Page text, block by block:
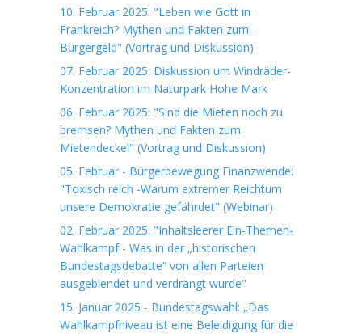
10. Februar 2025: "Leben wie Gott in
Frankreich? Mythen und Fakten zum
Bürgergeld" (Vortrag und Diskussion)
07. Februar 2025: Diskussion um Windräder-
Konzentration im Naturpark Hohe Mark
06. Februar 2025: "Sind die Mieten noch zu
bremsen? Mythen und Fakten zum
Mietendeckel" (Vortrag und Diskussion)
05. Februar - Bürgerbewegung Finanzwende:
"Toxisch reich -Warum extremer Reichtum
unsere Demokratie gefährdet" (Webinar)
02. Februar 2025: "Inhaltsleerer Ein-Themen-
Wahlkampf - Was in der „historischen
Bundestagsdebatte“ von allen Parteien
ausgeblendet und verdrängt wurde"
15. Januar 2025 - Bundestagswahl: „Das
Wahlkampfniveau ist eine Beleidigung für die